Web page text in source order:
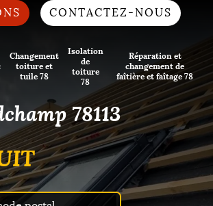
CONTACTEZ-NOUS
Changement
toiture et
tuile 78
Isolation
de
toiture
78
Réparation et
changement de
faîtière et faîtage 78
78113